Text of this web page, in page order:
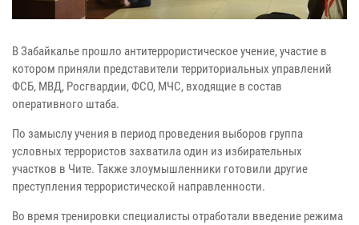
В Забайкалье прошло антитеррористическое учение, участие в
котором приняли представители территориальных управлений
ФСБ, МВД, Росгвардии, ФСО, МЧС, входящие в состав
оперативного штаба.
По замыслу учения в период проведения выборов группа
условных террористов захватила один из избирательных
участков в Чите. Также злоумышленники готовили другие
преступления террористической направленности.
Во время тренировки специалисты отработали введение режима